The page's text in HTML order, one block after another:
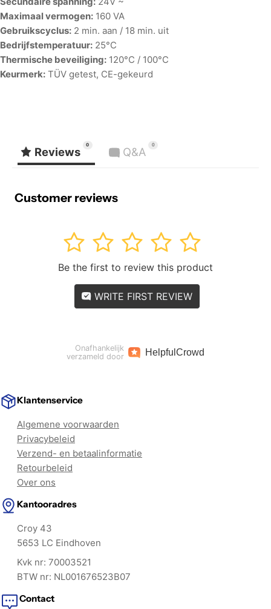
Maximaal vermogen: 160 VA
Gebruikscyclus: 2 min. aan / 18 min. uit
Bedrijfstemperatuur: 25°C
Thermische beveiliging: 120°C / 100°C
Keurmerk: TÜV getest, CE-gekeurd
Reviews
0
Q&A
0
Customer reviews
5
4
3
2
1
Be the first to review this product
WRITE FIRST REVIEW
Onafhankelijk
verzameld door
Helpful Crowd
Klantenservice
Algemene voorwaarden
Privacybeleid
Verzend- en betaalinformatie
Retourbeleid
Over ons
Kantooradres
Croy 43
5653 LC Eindhoven
Kvk nr: 70003521
BTW nr: NL001676523B07
Contact